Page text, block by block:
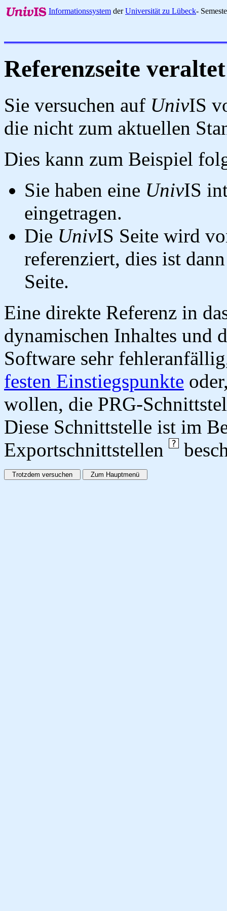
Informationssystem derUniversität zu Lübeck-
Referenzseite veraltet
Sie versuchen auf UnivIS
die nicht zum aktuellen
Dies kann zum Beispiel
Sie haben eine UnivIS
eingetragen.
Die UnivIS Seite wird
referenziert, dies ist
Seite.
Eine direkte Referenz in
dynamischen Inhaltes und
Software sehr
festen Einstiegspunkte
wollen, die PRG-
Diese Schnittstelle ist im
Exportschnittstellen